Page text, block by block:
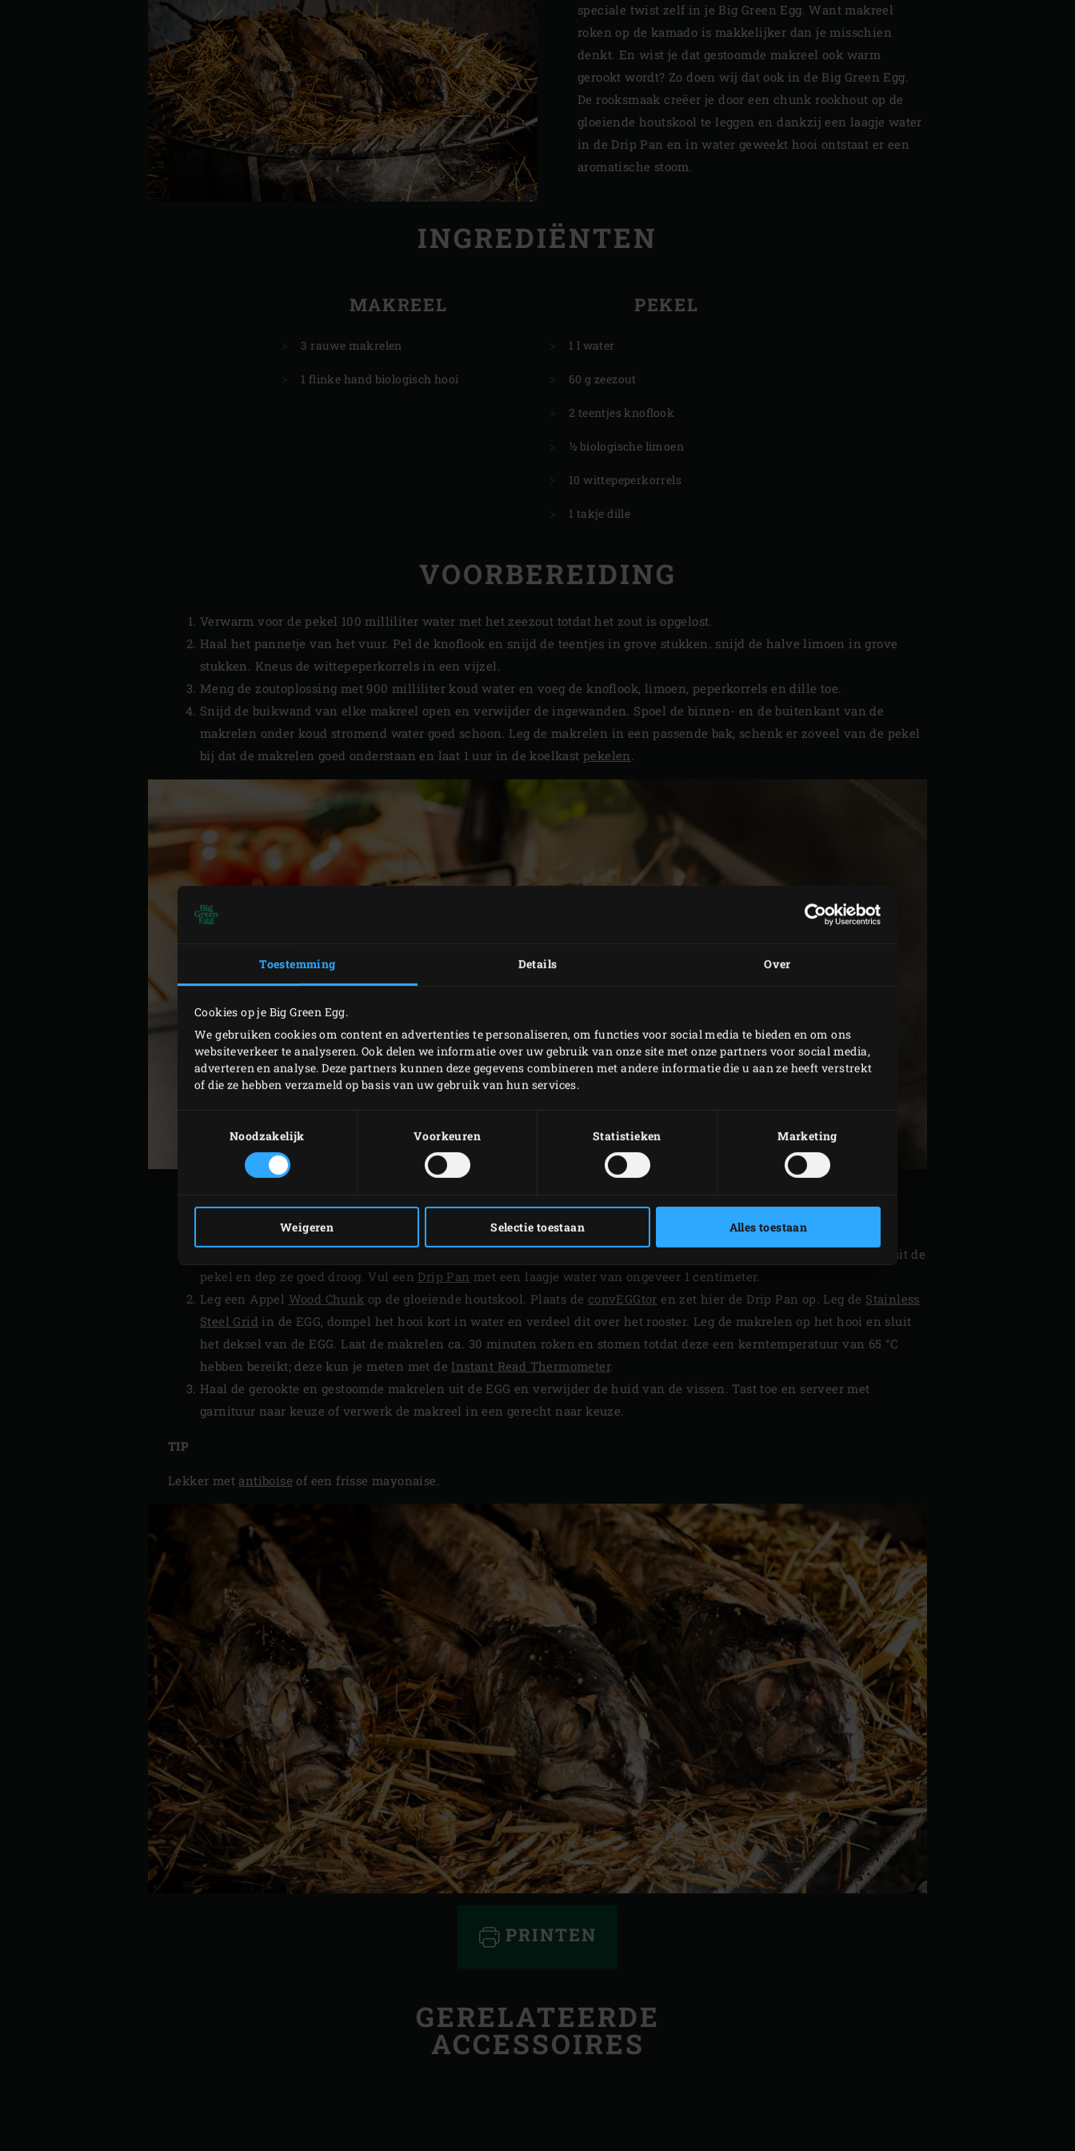
Toestemming Details Over
Cookies op je Big Green Egg.
We gebruiken cookies om content en advertenties te personaliseren, om functies voor social media te bieden en om ons
websiteverkeer te analyseren. Ook delen we informatie over uw gebruik van onze site met onze partners voor social media,
adverteren en analyse. Deze partners kunnen deze gegevens combineren met andere informatie die u aan ze heeft verstrekt
of die ze hebben verzameld op basis van uw gebruik van hun services.
Noodzakelijk
Voorkeuren Statistieken Marketing
Weigeren Selectie toestaan Alles toestaan
speciale twist zelf in je Big Green Egg. Want makreel
roken op de kamado is makkelijker dan je misschien
denkt. En wist je dat gestoomde makreel ook warm
gerookt wordt? Zo doen wij dat ook in de Big Green Egg.
De rooksmaak creëer je door een chunk rookhout op de
gloeiende houtskool te leggen en dankzij een laagje water
in de Drip Pan en in water geweekt hooi ontstaat er een
aromatische stoom.
INGREDIËNTEN
MAKREEL
3 rauwe makrelen
1 flinke hand biologisch hooi
PEKEL
1 l water
60 g zeezout
2 teentjes knoflook
½ biologische limoen
10 wittepeperkorrels
1 takje dille
VOORBEREIDING
Verwarm voor de pekel 100 milliliter water met het zeezout totdat het zout is opgelost.
Haal het pannetje van het vuur. Pel de knoflook en snijd de teentjes in grove stukken. snijd de halve limoen in grove
stukken. Kneus de wittepeperkorrels in een vijzel.
Meng de zoutoplossing met 900 milliliter koud water en voeg de knoflook, limoen, peperkorrels en dille toe.
Snijd de buikwand van elke makreel open en verwijder de ingewanden. Spoel de binnen- en de buitenkant van de
makrelen onder koud stromend water goed schoon. Leg de makrelen in een passende bak, schenk er zoveel van de pekel
bij dat de makrelen goed onderstaan en laat 1 uur in de koelkast pekelen.
BEREIDING
in de Big Green Egg aan en verwarm tot een temperatuur van 140 °C. Haal intussen de makrelen uit de
pekel en dep ze goed droog. Vul een Drip Pan met een laagje water van ongeveer 1 centimeter.
Leg een Appel Wood Chunk op de gloeiende houtskool. Plaats de convEGGtor en zet hier de Drip Pan op. Leg de Stainless
Steel Grid in de EGG, dompel het hooi kort in water en verdeel dit over het rooster. Leg de makrelen op het hooi en sluit
het deksel van de EGG. Laat de makrelen ca. 30 minuten roken en stomen totdat deze een kerntemperatuur van 65 °C
hebben bereikt; deze kun je meten met de Instant Read Thermometer.
Haal de gerookte en gestoomde makrelen uit de EGG en verwijder de huid van de vissen. Tast toe en serveer met
garnituur naar keuze of verwerk de makreel in een gerecht naar keuze.
TIP
Lekker met antiboise of een frisse mayonaise.
PRINTEN
GERELATEERDE
ACCESSOIRES